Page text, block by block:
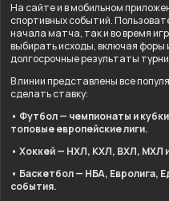
На сайте и в мобильном
спортивных событий.
начала матча, так и во время
выбирать исходы, включая
долгосрочные результаты
В линии представлены все
сделать ставку:
• Футбол — чемпионаты и
топовые европейские лиги.
• Хоккей — НХЛ, КХЛ, ВХЛ, МХЛ
• Баскетбол — НБА, Евролига,
события.